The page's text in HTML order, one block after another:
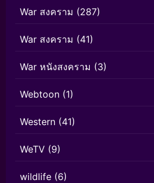
War สงคราม (287)
War สงคราม (41)
War หนังสงคราม (3)
Webtoon (1)
Western (41)
WeTV (9)
wildlife (6)